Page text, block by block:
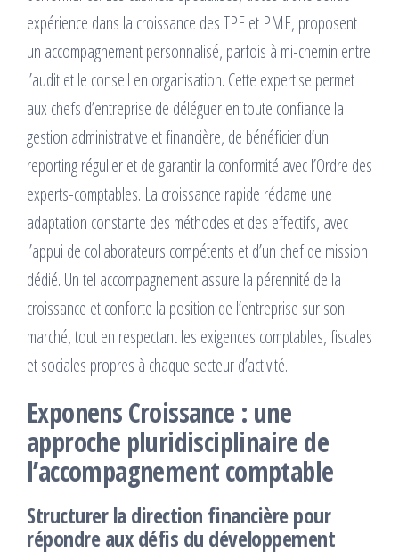
expérience dans la croissance des TPE et PME, proposent
un accompagnement personnalisé, parfois à mi-chemin entre
l’audit et le conseil en organisation. Cette expertise permet
aux chefs d’entreprise de déléguer en toute confiance la
gestion administrative et financière, de bénéficier d’un
reporting régulier et de garantir la conformité avec l’Ordre des
experts-comptables. La croissance rapide réclame une
adaptation constante des méthodes et des effectifs, avec
l’appui de collaborateurs compétents et d’un chef de mission
dédié. Un tel accompagnement assure la pérennité de la
croissance et conforte la position de l’entreprise sur son
marché, tout en respectant les exigences comptables, fiscales
et sociales propres à chaque secteur d’activité.
Exponens Croissance : une
approche pluridisciplinaire de
l’accompagnement comptable
Structurer la direction financière pour
répondre aux défis du développement